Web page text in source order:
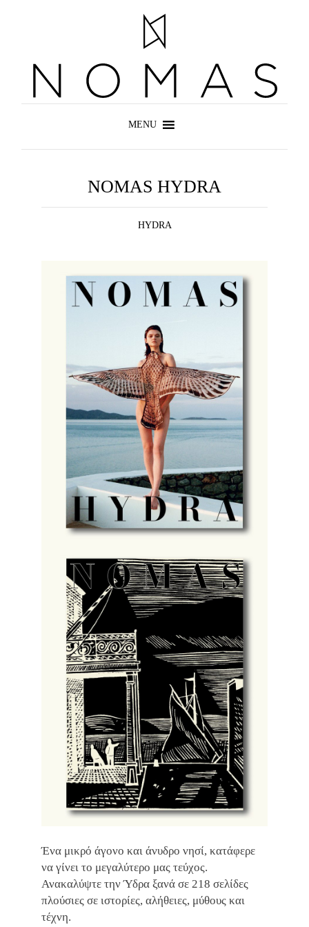
NOMAS HYDRA
HYDRA
Ένα μικρό άγονο και άνυδρο νησί, κατάφερε
να γίνει το μεγαλύτερο μας τεύχος.
Ανακαλύψτε την Ύδρα ξανά σε 218 σελίδες
πλούσιες σε ιστορίες, αλήθειες, μύθους και
τέχνη.